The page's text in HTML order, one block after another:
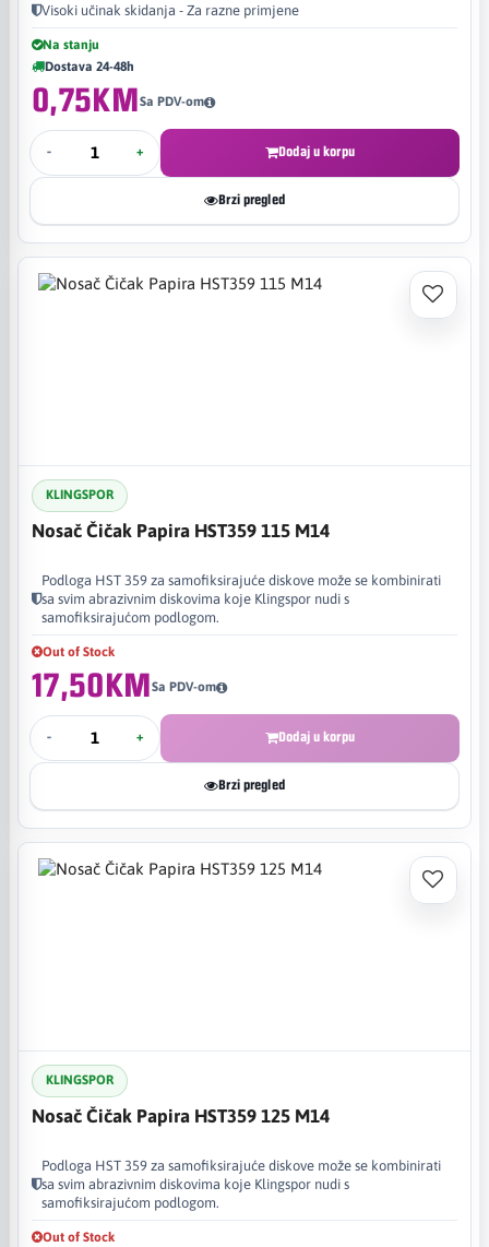
Visoki učinak skidanja - Za razne primjene
Na stanju
Dostava 24-48h
0,75KMSa PDV-om
- + Dodaj u korpu
Brzi pregled
KLINGSPOR
Nosač Čičak Papira HST359 115 M14
Podloga HST 359 za samofiksirajuće diskove može se kombinirati
sa svim abrazivnim diskovima koje Klingspor nudi s
samofiksirajućom podlogom.
Out of Stock
17,50KMSa PDV-om
- + Dodaj u korpu
Brzi pregled
KLINGSPOR
Nosač Čičak Papira HST359 125 M14
Podloga HST 359 za samofiksirajuće diskove može se kombinirati
sa svim abrazivnim diskovima koje Klingspor nudi s
samofiksirajućom podlogom.
Out of Stock